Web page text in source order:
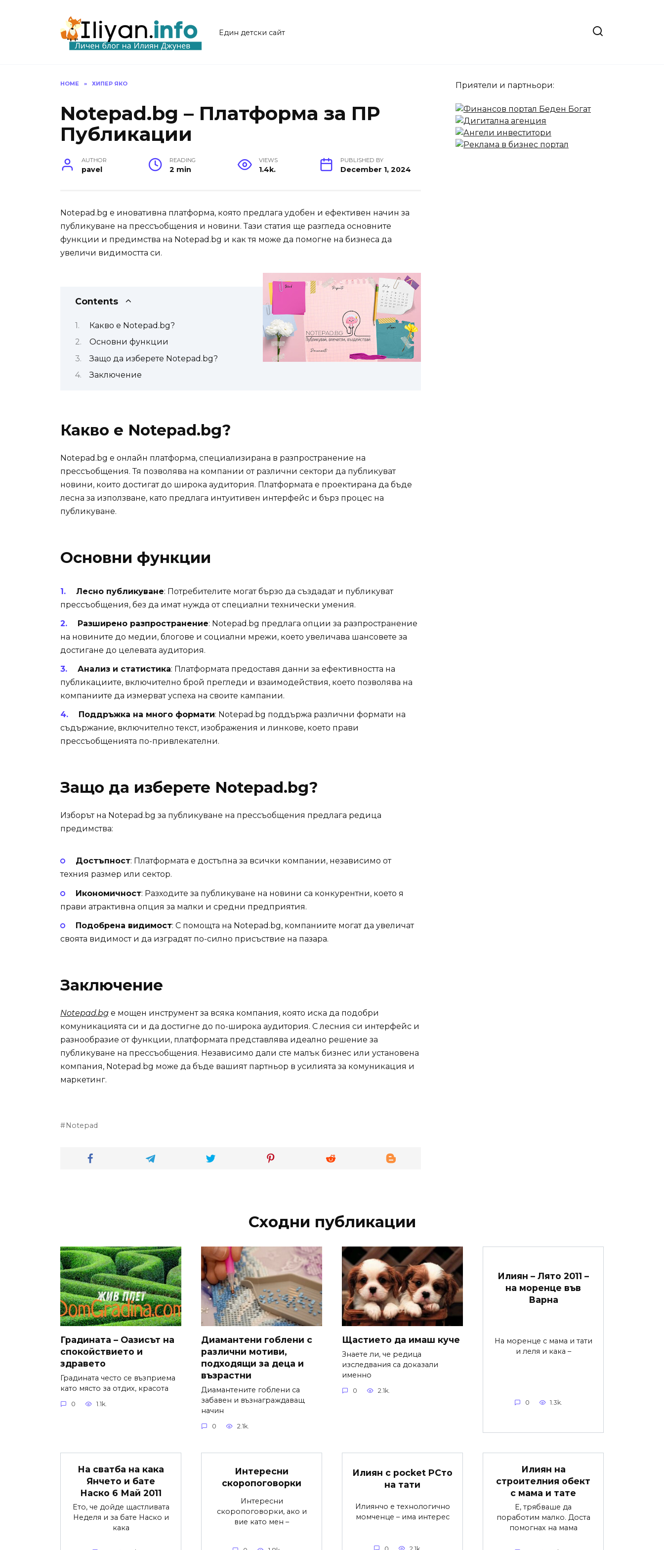
Един детски сайт
HOME » ХИПЕР ЯКО
Notepad.bg – Платформа за ПР
Публикации
AUTHOR
pavel
READING
2 min
VIEWS
1.4k.
PUBLISHED BY
December 1, 2024
Notepad.bg е иновативна платформа, която предлага удобен и ефективен начин за
публикуване на прессъобщения и новини. Тази статия ще разгледа основните
функции и предимства на Notepad.bg и как тя може да помогне на бизнеса да
увеличи видимостта си.
Contents
Какво е Notepad.bg?
Основни функции
Защо да изберете Notepad.bg?
Заключение
Какво е Notepad.bg?
Notepad.bg е онлайн платформа, специализирана в разпространение на
прессъобщения. Тя позволява на компании от различни сектори да публикуват
новини, които достигат до широка аудитория. Платформата е проектирана да бъде
лесна за използване, като предлага интуитивен интерфейс и бърз процес на
публикуване.
Основни функции
Лесно публикуване: Потребителите могат бързо да създадат и публикуват
прессъобщения, без да имат нужда от специални технически умения.
Разширено разпространение: Notepad.bg предлага опции за разпространение
на новините до медии, блогове и социални мрежи, което увеличава шансовете за
достигане до целевата аудитория.
Анализ и статистика: Платформата предоставя данни за ефективността на
публикациите, включително брой прегледи и взаимодействия, което позволява на
компаниите да измерват успеха на своите кампании.
Поддръжка на много формати: Notepad.bg поддържа различни формати на
съдържание, включително текст, изображения и линкове, което прави
прессъобщенията по-привлекателни.
Защо да изберете Notepad.bg?
Изборът на Notepad.bg за публикуване на прессъобщения предлага редица
предимства:
Достъпност: Платформата е достъпна за всички компании, независимо от
техния размер или сектор.
Икономичност: Разходите за публикуване на новини са конкурентни, което я
прави атрактивна опция за малки и средни предприятия.
Подобрена видимост: С помощта на Notepad.bg, компаниите могат да увеличат
своята видимост и да изградят по-силно присъствие на пазара.
Заключение
Notepad.bg е мощен инструмент за всяка компания, която иска да подобри
комуникацията си и да достигне до по-широка аудитория. С лесния си интерфейс и
разнообразие от функции, платформата представлява идеално решение за
публикуване на прессъобщения. Независимо дали сте малък бизнес или установена
компания, Notepad.bg може да бъде вашият партньор в усилията за комуникация и
маркетинг.
Notepad
Приятели и партньори:
Сходни публикации
Градината – Оазисът на
спокойствието и
здравето
Градината често се възприема
като място за отдих, красота
0 1.1k.
Диамантени гоблени с
различни мотиви,
подходящи за деца и
възрастни
Диамантените гоблени са
забавен и възнаграждаващ
начин
0 2.1k.
Щастието да имаш куче
Знаете ли, че редица
изследвания са доказали
именно
0 2.1k.
Илиян – Лято 2011 –
на моренце във
Варна
На моренце с мама и тати
и леля и кака –
0 1.3k.
На сватба на кака
Янчето и бате
Наско 6 Май 2011
Ето, че дойде щастливата
Неделя и за бате Наско и
кака
Интересни
скоропоговорки
Интересни
скоропоговорки, ако и
вие като мен –
Илиян с pocket PCто
на тати
Илиянчо е технологично
момченце – има интерес
Илиян на
строителния обект
с мама и тате
Е, трябваше да
поработим малко. Доста
помогнах на мама